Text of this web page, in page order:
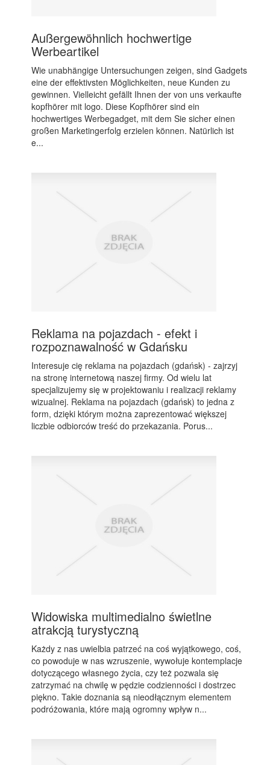
Außergewöhnlich hochwertige
Werbeartikel
Wie unabhängige Untersuchungen zeigen, sind Gadgets
eine der effektivsten Möglichkeiten, neue Kunden zu
gewinnen. Vielleicht gefällt Ihnen der von uns verkaufte
kopfhörer mit logo. Diese Kopfhörer sind ein
hochwertiges Werbegadget, mit dem Sie sicher einen
großen Marketingerfolg erzielen können. Natürlich ist
e...
Reklama na pojazdach - efekt i
rozpoznawalność w Gdańsku
Interesuje cię reklama na pojazdach (gdańsk) - zajrzyj
na stronę internetową naszej firmy. Od wielu lat
specjalizujemy się w projektowaniu i realizacji reklamy
wizualnej. Reklama na pojazdach (gdańsk) to jedna z
form, dzięki którym można zaprezentować większej
liczbie odbiorców treść do przekazania. Porus...
Widowiska multimedialno świetlne
atrakcją turystyczną
Każdy z nas uwielbia patrzeć na coś wyjątkowego, coś,
co powoduje w nas wzruszenie, wywołuje kontemplacje
dotyczącego własnego życia, czy też pozwala się
zatrzymać na chwilę w pędzie codzienności i dostrzec
piękno. Takie doznania są nieodłącznym elementem
podróżowania, które mają ogromny wpływ n...